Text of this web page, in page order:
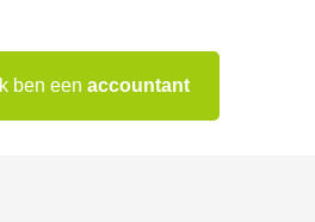
Ik ben een accountant